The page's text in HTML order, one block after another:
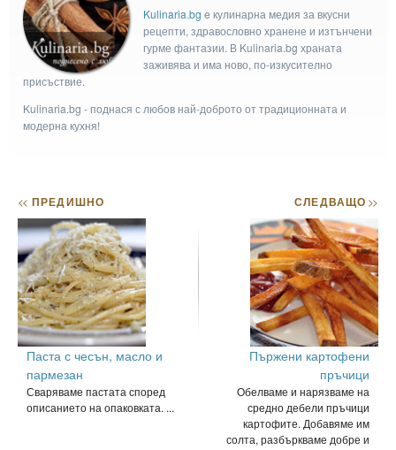
Kulinaria.bg e кулинарна медия за вкусни
рецепти, здравословно хранене и изтънчени
гурме фантазии. В Kulinaria.bg храната
заживява и има ново, по-изкусително
присъствие.
Kulinaria.bg - поднася с любов най-доброто от традиционната и
модерна кухня!
<< ПРЕДИШНО
Паста с чесън, масло и
пармезан
Сваряваме пастата според
описанието на опаковката. ...
СЛЕДВАЩО>>
Пържени картофени
пръчици
Обелваме и нарязваме на
средно дебели пръчици
картофите. Добавяме им
солта, разбъркваме добре и